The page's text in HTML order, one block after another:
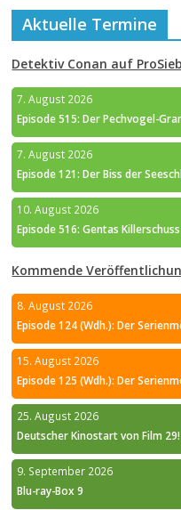
Aktuelle Termine
Detektiv Conan auf
7. August 2026
Episode 515: Der Pechvogel-
7. August 2026
Episode 121: Der Biss der
10. August 2026
Episode 516: Gentas
Kommende
8. August 2026
Episode 124 (Wdh.): Der
15. August 2026
Episode 125 (Wdh.): Der
25. August 2026
Deutscher Kinostart von Film 29!
9. September 2026
Blu-ray-Box 9